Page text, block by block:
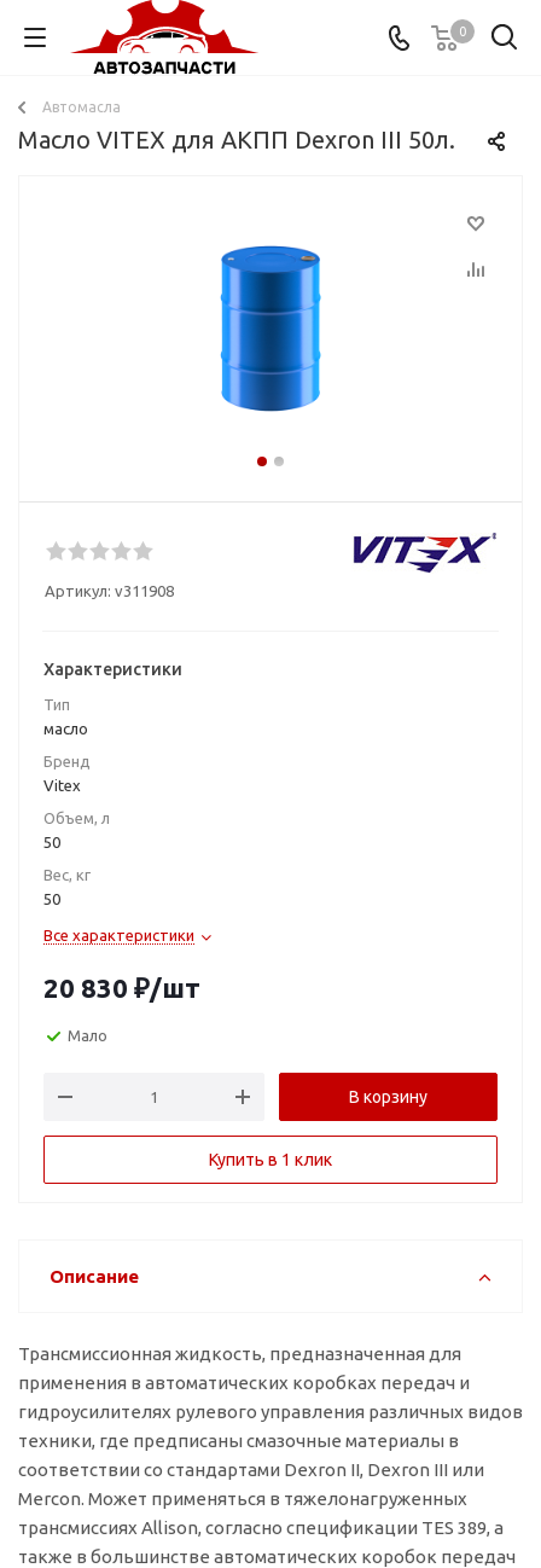
0
Автомасла
Масло VITEX для АКПП Dexron III 50л.
Артикул: v311908
Характеристики
Тип
масло
Бренд
Vitex
Объем, л
50
Вес, кг
50
Все характеристики
20 830 ₽/шт
Мало
В корзину
Купить в 1 клик
Описание
Трансмиссионная жидкость, предназначенная для
применения в автоматических коробках передач и
гидроусилителях рулевого управления различных видов
техники, где предписаны смазочные материалы в
соответствии со стандартами Dexron II, Dexron III или
Mercon. Может применяться в тяжелонагруженных
трансмиссиях Allison, согласно спецификации TES 389, а
также в большинстве автоматических коробок передач